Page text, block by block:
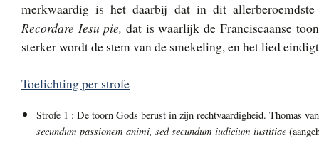
merkwaardig is het daarbij dat in dit
Recordare Iesu pie, dat is waarlijk de Franciscaanse
sterker wordt de stem van de smekeling, en het lied
Toelichting per strofe
Strofe 1 : De toorn Gods berust in zijn rechtvaardigheid. Thomas
secundum passionem animi, sed secundum iudicium iustitiae